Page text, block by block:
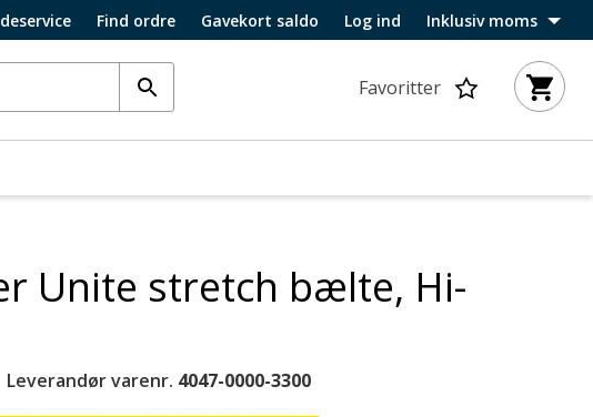
Find ordre Gavekort saldo Log ind Inklusiv moms
Favoritter
Unite stretch bælte, Hi-
Leverandør varenr. 4047-0000-3300